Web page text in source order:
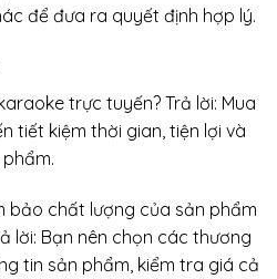
để đưa ra quyết định hợp lý.
trực tuyến? Trả lời: Mua
tiết kiệm thời gian, tiện lợi và
bảo chất lượng của sản phẩm
lời: Bạn nên chọn các thương
tin sản phẩm, kiểm tra giá cả